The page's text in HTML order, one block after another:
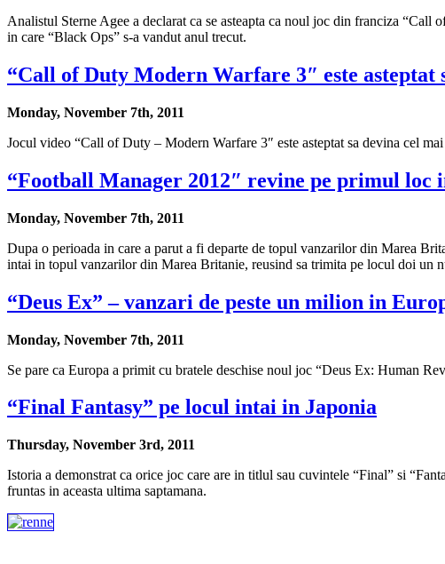
Analistul Sterne Agee a declarat ca se asteapta ca noul joc din franciza
in care “Black Ops” s-a vandut anul trecut.
“Call of Duty Modern Warfare 3″ este asteptat
Monday, November 7th, 2011
Jocul video “Call of Duty – Modern Warfare 3″ este asteptat sa devina cel
“Football Manager 2012″ revine pe primul
Monday, November 7th, 2011
Dupa o perioada in care a parut a fi departe de topul vanzarilor din Marea
intai in topul vanzarilor din Marea Britanie, reusind sa trimita pe locul doi un
“Deus Ex” – vanzari de peste un milion in
Monday, November 7th, 2011
Se pare ca Europa a primit cu bratele deschise noul joc “Deus Ex: Human
“Final Fantasy” pe locul intai in Japonia
Thursday, November 3rd, 2011
Istoria a demonstrat ca orice joc care are in titlul sau cuvintele “Final” si
fruntas in aceasta ultima saptamana.